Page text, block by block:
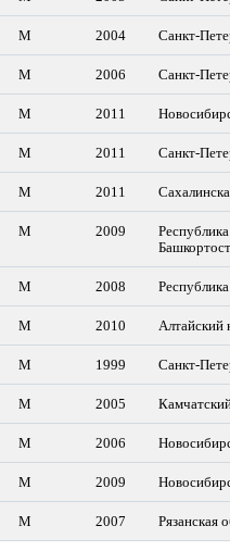
М 2004 Санкт-
М 2006 Санкт-
М 2011
М 2011 Санкт-
М 2011
М 2009
Республика
М 2008
М 2010 Алтайский
М 1999 Санкт-
М 2005
М 2006
М 2009
М 2007 Рязанская